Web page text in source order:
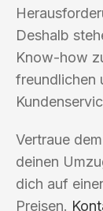
Deshalb
Know-how
freundlichen
Vertraue
deinen
dich auf
Preisen.